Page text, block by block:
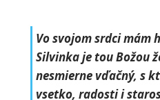
Vo svojom srdci mám
Silvinka je tou Božou
nesmierne vďačný, s
vsetko, radosti i